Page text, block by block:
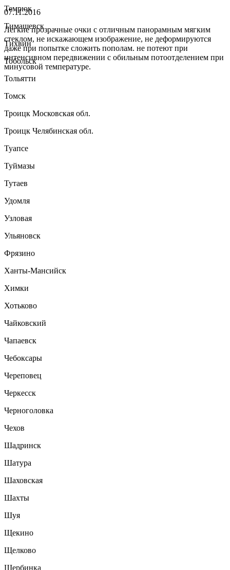
07.11.2016
Легкие прозрачные очки с отличным панорамным мягким
стеклом, не искажающем изображение, не деформируются
даже при попытке сложить пополам. не потеют при
интенсивном передвижении с обильным потоотделением при
минусовой температуре.
Темрюк
Тимашевск
Тихвин
Тобольск
Тольятти
Томск
Троицк Московская обл.
Троицк Челябинская обл.
Туапсе
Туймазы
Тутаев
Удомля
Узловая
Ульяновск
Фрязино
Ханты-Мансийск
Химки
Хотьково
Чайковский
Чапаевск
Чебоксары
Череповец
Черкесск
Черноголовка
Чехов
Шадринск
Шатура
Шаховская
Шахты
Шуя
Щекино
Щелково
Щербинка